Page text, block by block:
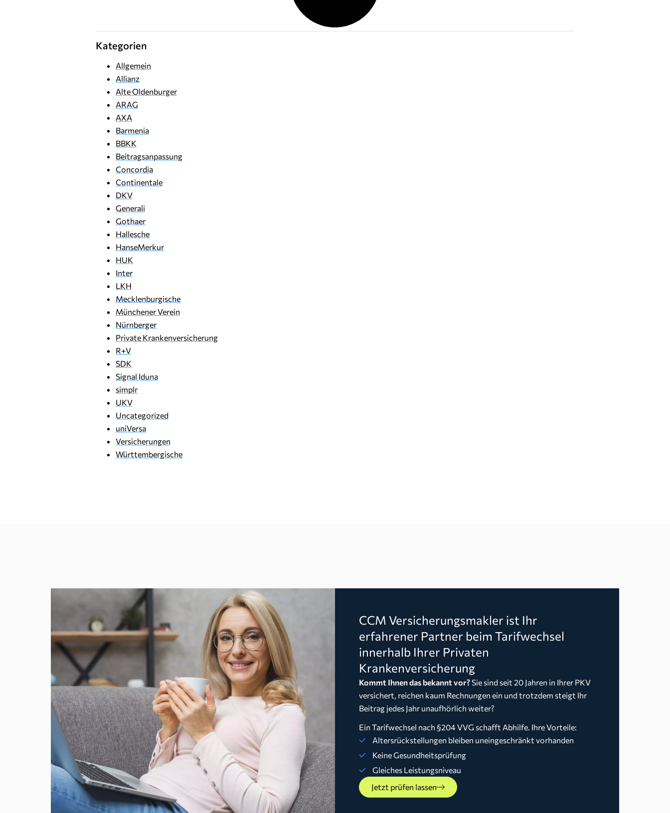
Kategorien
Allgemein
Allianz
Alte Oldenburger
ARAG
AXA
Barmenia
BBKK
Beitragsanpassung
Concordia
Continentale
DKV
Generali
Gothaer
Hallesche
HanseMerkur
HUK
Inter
LKH
Mecklenburgische
Münchener Verein
Nürnberger
Private Krankenversicherung
R+V
SDK
Signal Iduna
simplr
UKV
Uncategorized
uniVersa
Versicherungen
Württembergische
CCM Versicherungsmakler ist Ihr
erfahrener Partner beim Tarifwechsel
innerhalb Ihrer Privaten
Krankenversicherung
Kommt Ihnen das bekannt vor? Sie sind seit 20 Jahren in Ihrer PKV
versichert, reichen kaum Rechnungen ein und trotzdem steigt Ihr
Beitrag jedes Jahr unaufhörlich weiter?
Ein Tarifwechsel nach §204 VVG schafft Abhilfe. Ihre Vorteile:
Altersrückstellungen bleiben uneingeschränkt vorhanden
Keine Gesundheitsprüfung
Gleiches Leistungsniveau
Jetzt prüfen lassen